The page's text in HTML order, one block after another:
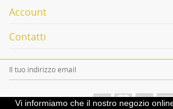
Account
Contatti
Vi informiamo che il nostro negozio